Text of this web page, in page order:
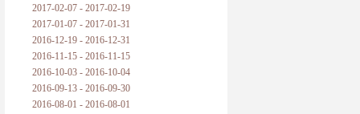
2017-02-07 - 2017-02-19
2017-01-07 - 2017-01-31
2016-12-19 - 2016-12-31
2016-11-15 - 2016-11-15
2016-10-03 - 2016-10-04
2016-09-13 - 2016-09-30
2016-08-01 - 2016-08-01